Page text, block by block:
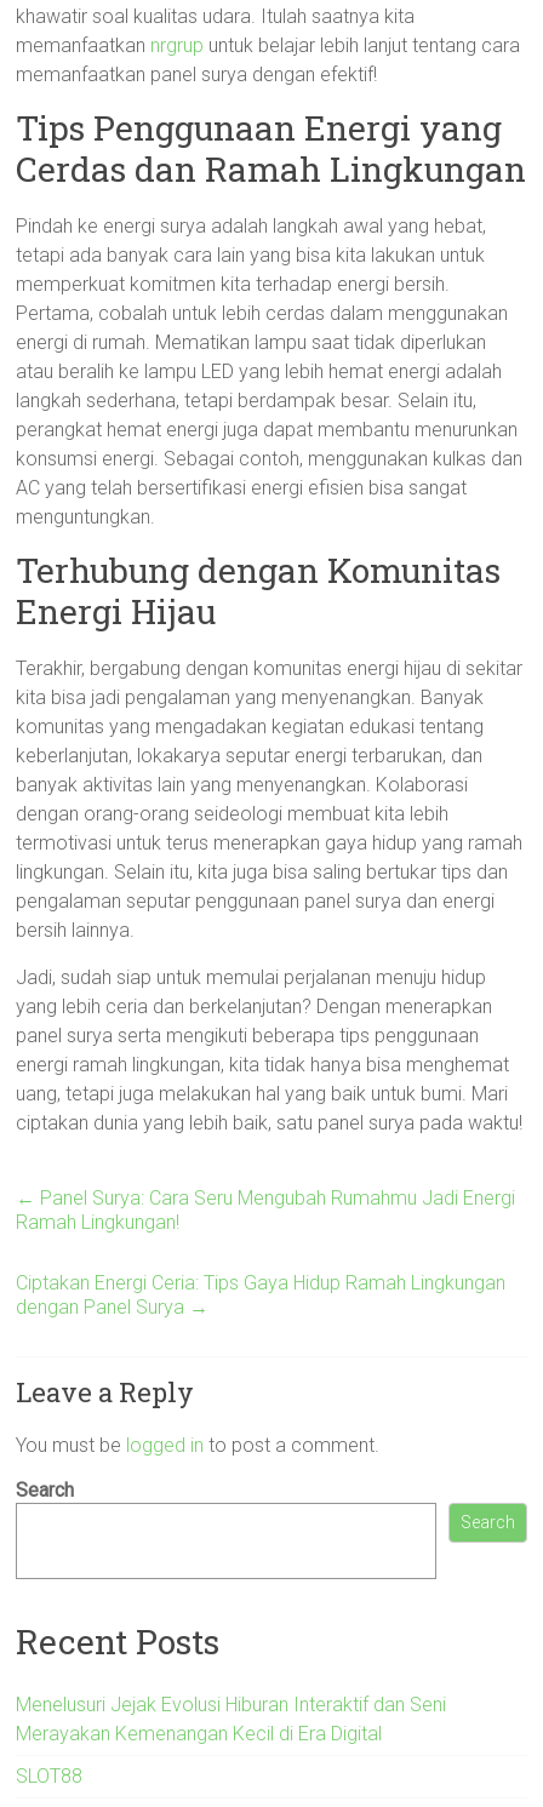
khawatir soal kualitas udara. Itulah saatnya kita
memanfaatkan nrgrup untuk belajar lebih lanjut tentang cara
memanfaatkan panel surya dengan efektif!
Tips Penggunaan Energi yang
Cerdas dan Ramah Lingkungan
Pindah ke energi surya adalah langkah awal yang hebat,
tetapi ada banyak cara lain yang bisa kita lakukan untuk
memperkuat komitmen kita terhadap energi bersih.
Pertama, cobalah untuk lebih cerdas dalam menggunakan
energi di rumah. Mematikan lampu saat tidak diperlukan
atau beralih ke lampu LED yang lebih hemat energi adalah
langkah sederhana, tetapi berdampak besar. Selain itu,
perangkat hemat energi juga dapat membantu menurunkan
konsumsi energi. Sebagai contoh, menggunakan kulkas dan
AC yang telah bersertifikasi energi efisien bisa sangat
menguntungkan.
Terhubung dengan Komunitas
Energi Hijau
Terakhir, bergabung dengan komunitas energi hijau di sekitar
kita bisa jadi pengalaman yang menyenangkan. Banyak
komunitas yang mengadakan kegiatan edukasi tentang
keberlanjutan, lokakarya seputar energi terbarukan, dan
banyak aktivitas lain yang menyenangkan. Kolaborasi
dengan orang-orang seideologi membuat kita lebih
termotivasi untuk terus menerapkan gaya hidup yang ramah
lingkungan. Selain itu, kita juga bisa saling bertukar tips dan
pengalaman seputar penggunaan panel surya dan energi
bersih lainnya.
Jadi, sudah siap untuk memulai perjalanan menuju hidup
yang lebih ceria dan berkelanjutan? Dengan menerapkan
panel surya serta mengikuti beberapa tips penggunaan
energi ramah lingkungan, kita tidak hanya bisa menghemat
uang, tetapi juga melakukan hal yang baik untuk bumi. Mari
ciptakan dunia yang lebih baik, satu panel surya pada waktu!
← Panel Surya: Cara Seru Mengubah Rumahmu Jadi Energi
Ramah Lingkungan!
Ciptakan Energi Ceria: Tips Gaya Hidup Ramah Lingkungan
dengan Panel Surya →
Leave a Reply
You must be logged in to post a comment.
Search
Search
Recent Posts
Menelusuri Jejak Evolusi Hiburan Interaktif dan Seni
Merayakan Kemenangan Kecil di Era Digital
SLOT88